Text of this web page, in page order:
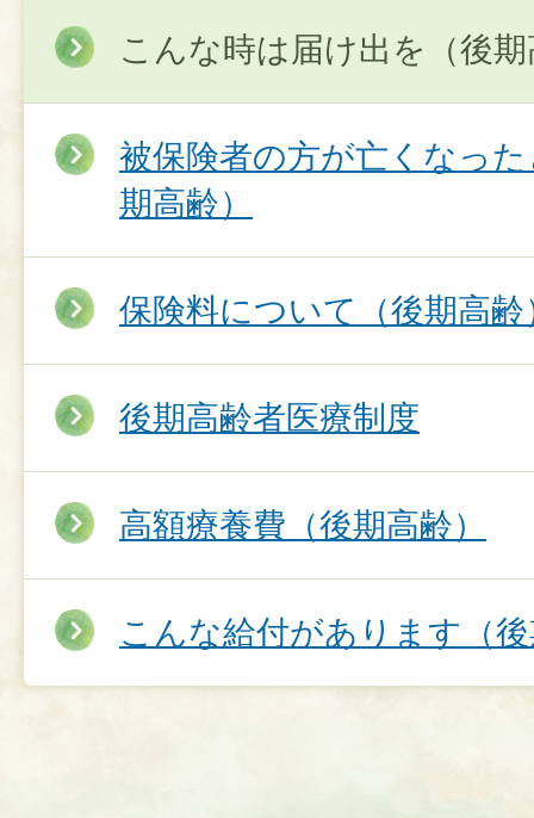
こんな時は届け出を（後
被保険者の方が亡くなっ
期高齢）
保険料について（後期高齢
後期高齢者医療制度
高額療養費（後期高齢）
こんな給付があります（